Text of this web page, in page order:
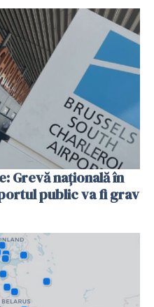
Grevă națională în
public va fi grav